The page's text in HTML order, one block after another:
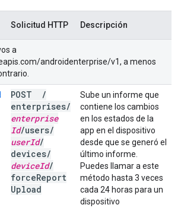
Solicitud HTTP Descripción
a
androidenterprise/v1, a menos
POST
/
enterprises/
enterprise
Id/users/
userId/
devices/
deviceId/
forceReport
Upload
Sube un informe que
contiene los cambios
en los estados de la
app en el dispositivo
desde que se generó el
último informe.
Puedes llamar a este
método hasta 3 veces
cada 24 horas para un
dispositivo